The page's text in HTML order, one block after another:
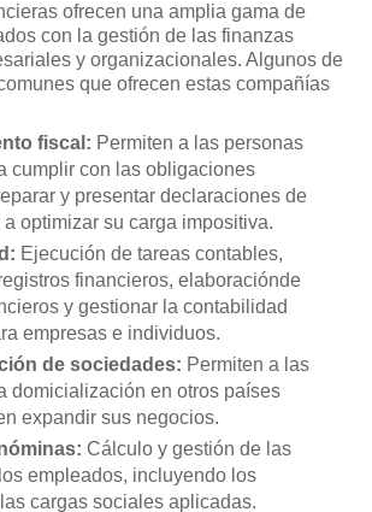
ofrecen una amplia gama de
con la gestión de las finanzas
y organizacionales. Algunos de
que ofrecen estas compañías
fiscal: Permiten a las personas
cumplir con las obligaciones
y presentar declaraciones de
a optimizar su carga impositiva.
Ejecución de tareas contables,
financieros, elaboraciónde
y gestionar la contabilidad
empresas e individuos.
de sociedades: Permiten a las
domicialización en otros países
expandir sus negocios.
Cálculo y gestión de las
empleados, incluyendo los
cargas sociales aplicadas.